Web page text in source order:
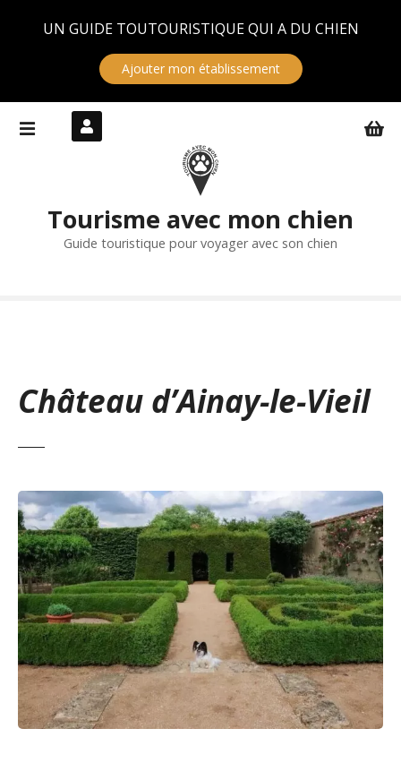
UN GUIDE TOUTOURISTIQUE QUI A DU CHIEN
Ajouter mon établissement
Tourisme avec mon chien
Guide touristique pour voyager avec son chien
Château d’Ainay-le-Vieil